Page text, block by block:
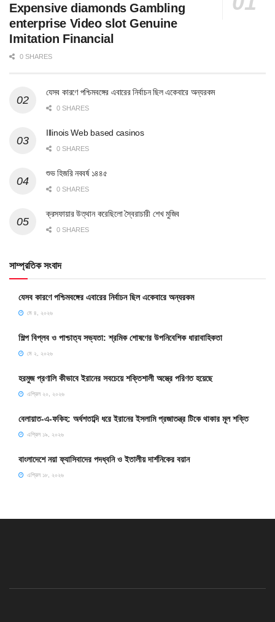
Expensive diamonds Gambling
enterprise Video slot Genuine
Imitation Financial
0 SHARES
যেসব কারণে পশ্চিমবঙ্গের এবারের নির্বাচন ছিল একেবারে অন্যরকম
0 SHARES
Illinois Web based casinos
0 SHARES
শুভ হিজরি নববর্ষ ১৪৪৫
0 SHARES
ক্রসফায়ার উত্থান করেছিলো স্বৈরাচারী শেখ মুজিব
0 SHARES
সাম্প্রতিক সংবাদ
যেসব কারণে পশ্চিমবঙ্গের এবারের নির্বাচন ছিল একেবারে অন্যরকম
মে ৪, ২০২৬
শিল্প বিপ্লব ও পাশ্চাত্য সভ্যতা: শ্রমিক শোষণের উপনিবেশিক ধারাবাহিকতা
মে ২, ২০২৬
হরমুজ প্রণালি কীভাবে ইরানের সবচেয়ে শক্তিশালী অস্ত্রে পরিণত হয়েছে
এপ্রিল ২০, ২০২৬
বেলায়াত-এ-ফকিহ: অর্ধশতাব্দি ধরে ইরানের ইসলামি প্রজাতন্ত্র টিকে থাকার মূল শক্তি
এপ্রিল ১৯, ২০২৬
বাংলাদেশে নয়া ফ্যাসিবাদের পদধ্বনি ও ইতালীয় দার্শনিকের বয়ান
এপ্রিল ১৮, ২০২৬